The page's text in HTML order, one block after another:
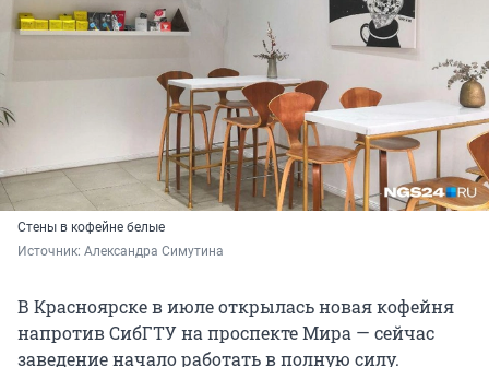
Стены в кофейне белые
Источник: Александра Симутина
В Красноярске в июле открылась новая кофейня
напротив СибГТУ на проспекте Мира — сейчас
заведение начало работать в полную силу.